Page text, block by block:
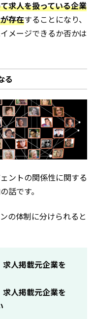
求人を扱っている企業
存在することになり、
メージできるか否かは
る
ントの関係性に関する
話です。
の体制に分けられると
人掲載元企業を
人掲載元企業を